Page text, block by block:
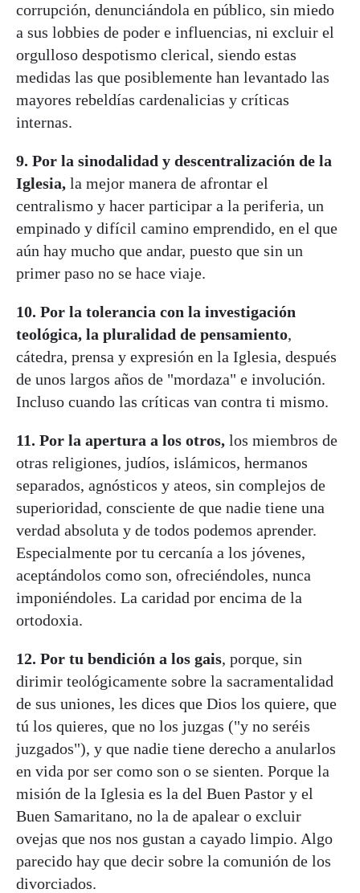
corrupción, denunciándola en público, sin miedo
a sus lobbies de poder e influencias, ni excluir el
orgulloso despotismo clerical, siendo estas
medidas las que posiblemente han levantado las
mayores rebeldías cardenalicias y críticas
internas.
9. Por la sinodalidad y descentralización de la
Iglesia, la mejor manera de afrontar el
centralismo y hacer participar a la periferia, un
empinado y difícil camino emprendido, en el que
aún hay mucho que andar, puesto que sin un
primer paso no se hace viaje.
10. Por la tolerancia con la investigación
teológica, la pluralidad de pensamiento,
cátedra, prensa y expresión en la Iglesia, después
de unos largos años de "mordaza" e involución.
Incluso cuando las críticas van contra ti mismo.
11. Por la apertura a los otros, los miembros de
otras religiones, judíos, islámicos, hermanos
separados, agnósticos y ateos, sin complejos de
superioridad, consciente de que nadie tiene una
verdad absoluta y de todos podemos aprender.
Especialmente por tu cercanía a los jóvenes,
aceptándolos como son, ofreciéndoles, nunca
imponiéndoles. La caridad por encima de la
ortodoxia.
12. Por tu bendición a los gais, porque, sin
dirimir teológicamente sobre la sacramentalidad
de sus uniones, les dices que Dios los quiere, que
tú los quieres, que no los juzgas ("y no seréis
juzgados"), y que nadie tiene derecho a anularlos
en vida por ser como son o se sienten. Porque la
misión de la Iglesia es la del Buen Pastor y el
Buen Samaritano, no la de apalear o excluir
ovejas que nos nos gustan a cayado limpio. Algo
parecido hay que decir sobre la comunión de los
divorciados.